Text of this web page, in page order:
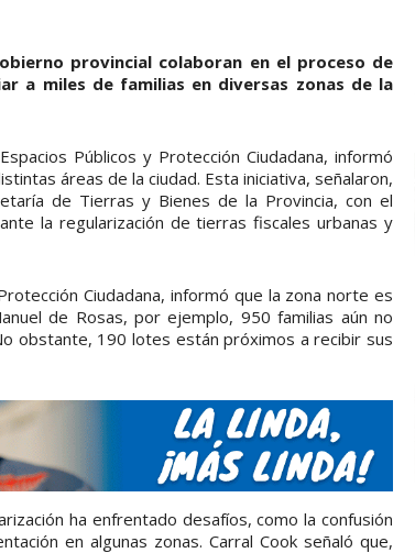
provincial colaboran en el proceso de
a miles de familias en diversas zonas de la
Públicos y Protección Ciudadana, informó
áreas de la ciudad. Esta iniciativa, señalaron,
de Tierras y Bienes de la Provincia, con el
la regularización de tierras fiscales urbanas y
Ciudadana, informó que la zona norte es
de Rosas, por ejemplo, 950 familias aún no
obstante, 190 lotes están próximos a recibir sus
ha enfrentado desafíos, como la confusión
en algunas zonas. Carral Cook señaló que,